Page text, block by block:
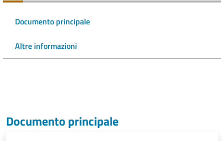
Documento principale
Altre informazioni
Documento principale